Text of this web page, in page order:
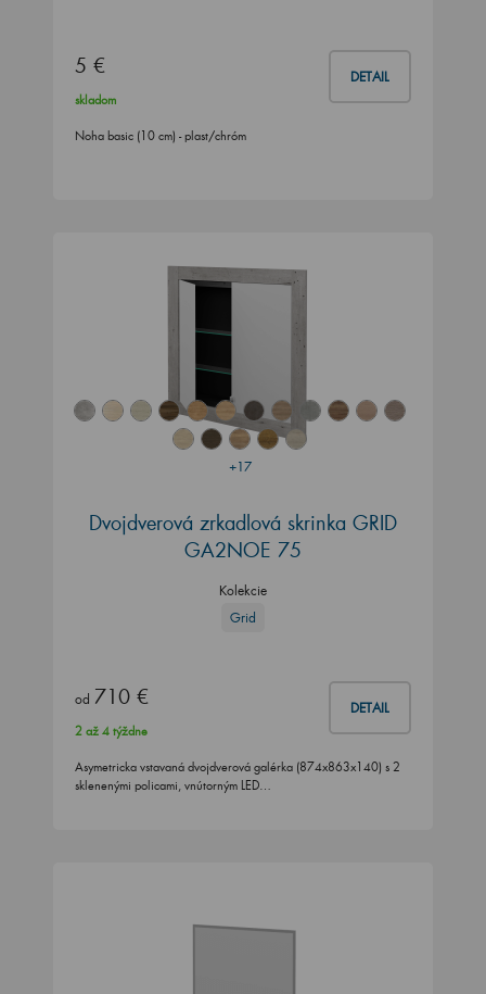
5 € DETAIL
skladom
Noha basic (10 cm) - plast/chróm
+17
Dvojdverová zrkadlová skrinka GRID
GA2NOE 75
Kolekcie
Grid
od 710 € DETAIL
2 až 4 týždne
Asymetricka vstavaná dvojdverová galérka (874x863x140) s 2
sklenenými policami, vnútorným LED…